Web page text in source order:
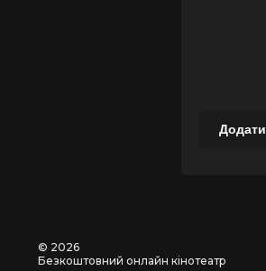
Додати
© 2026
Безкоштовний онлайн кінотеатр